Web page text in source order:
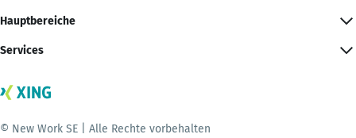
Hauptbereiche
Services
© New Work SE | Alle Rechte vorbehalten